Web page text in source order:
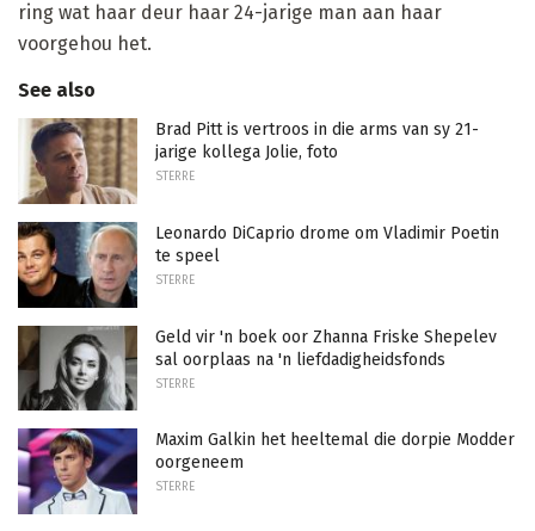
ring wat haar deur haar 24-jarige man aan haar
voorgehou het.
See also
Brad Pitt is vertroos in die arms van sy 21-
jarige kollega Jolie, foto
STERRE
Leonardo DiCaprio drome om Vladimir Poetin
te speel
STERRE
Geld vir 'n boek oor Zhanna Friske Shepelev
sal oorplaas na 'n liefdadigheidsfonds
STERRE
Maxim Galkin het heeltemal die dorpie Modder
oorgeneem
STERRE